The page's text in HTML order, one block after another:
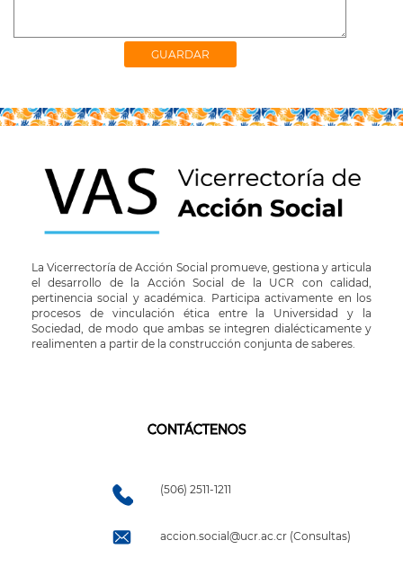
La Vicerrectoría de Acción Social promueve, gestiona y articula
el desarrollo de la Acción Social de la UCR con calidad,
pertinencia social y académica. Participa activamente en los
procesos de vinculación ética entre la Universidad y la
Sociedad, de modo que ambas se integren dialécticamente y
realimenten a partir de la construcción conjunta de saberes.
CONTÁCTENOS
(506) 2511-1211
accion.social@ucr.ac.cr (Consultas)